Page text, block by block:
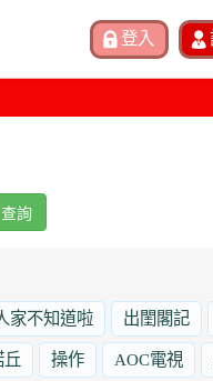
查詢
家不知道啦 出閨閣記
丘 操作 AOC電視